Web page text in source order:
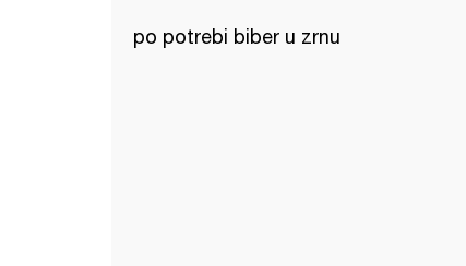
po potrebi biber u zrnu